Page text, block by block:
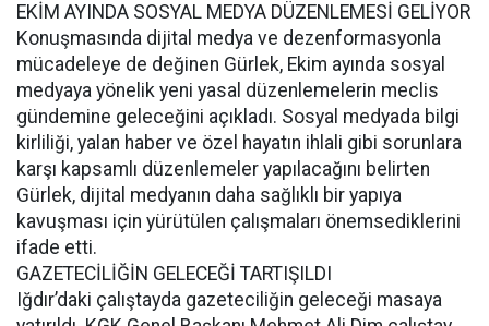
EKİM AYINDA SOSYAL MEDYA DÜZENLEMESİ GELİYOR
Konuşmasında dijital medya ve dezenformasyonla
mücadeleye de değinen Gürlek, Ekim ayında sosyal
medyaya yönelik yeni yasal düzenlemelerin meclis
gündemine geleceğini açıkladı. Sosyal medyada bilgi
kirliliği, yalan haber ve özel hayatın ihlali gibi sorunlara
karşı kapsamlı düzenlemeler yapılacağını belirten
Gürlek, dijital medyanın daha sağlıklı bir yapıya
kavuşması için yürütülen çalışmaları önemsediklerini
ifade etti.
GAZETECİLİĞİN GELECEĞİ TARTIŞILDI
Iğdır’daki çalıştayda gazeteciliğin geleceği masaya